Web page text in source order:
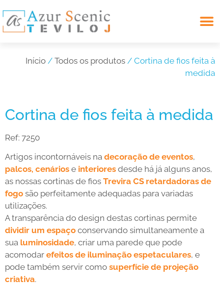
Início / Todos os produtos / Cortina de fios feita à
medida
Cortina de fios feita à medida
Ref: 7250
Artigos incontornáveis na decoração de eventos,
palcos, cenários e interiores desde há já alguns anos,
as nossas cortinas de fios Trevira CS retardadoras de
fogo são perfeitamente adequadas para variadas
utilizações.
A transparência do design destas cortinas permite
dividir um espaço conservando simultaneamente a
sua luminosidade, criar uma parede que pode
acomodar efeitos de iluminação espetaculares, e
pode também servir como superfície de projeção
criativa.